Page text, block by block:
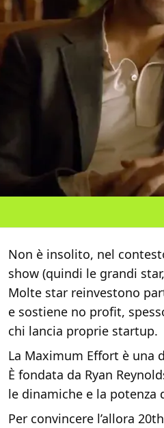
Non è insolito, nel
show (quindi le grandi
Molte star reinvestono
e sostiene no profit,
chi lancia proprie startup.
La Maximum Effort è una
È fondata da Ryan
le dinamiche e la potenza
Per convincere l’allora